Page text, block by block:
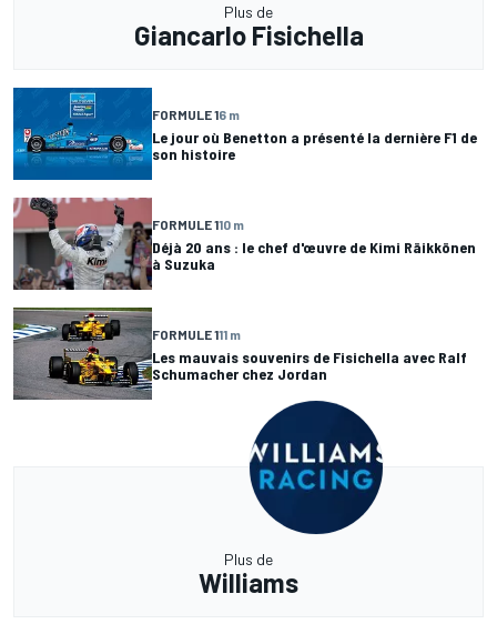
Plus de
Giancarlo Fisichella
FORMULE 16 m
Le jour où Benetton a présenté la dernière F1 de
son histoire
FORMULE 110 m
Déjà 20 ans : le chef d'œuvre de Kimi Räikkönen
à Suzuka
FORMULE 111 m
Les mauvais souvenirs de Fisichella avec Ralf
Schumacher chez Jordan
Plus de
Williams